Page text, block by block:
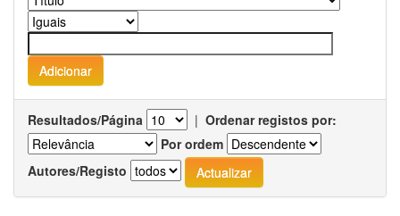
Resultados/Página | Ordenar registos por:
Por ordem
Autores/Registo